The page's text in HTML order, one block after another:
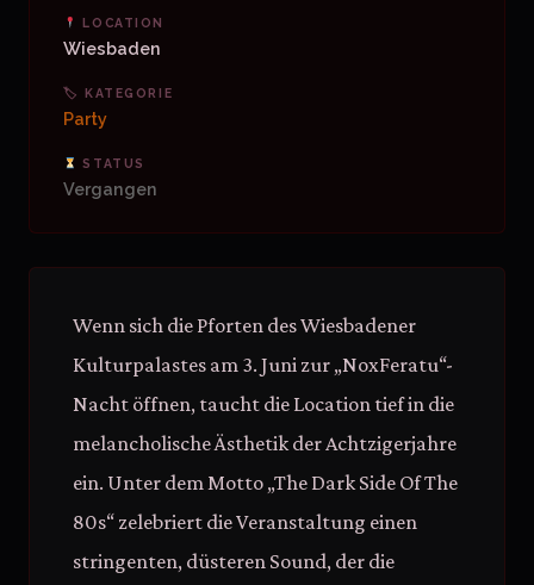
LOCATION
Wiesbaden
🏷 KATEGORIE
Party
STATUS
Vergangen
Wenn sich die Pforten des Wiesbadener
Kulturpalastes am 3. Juni zur „NoxFeratu“-
Nacht öffnen, taucht die Location tief in die
melancholische Ästhetik der Achtzigerjahre
ein. Unter dem Motto „The Dark Side Of The
80s“ zelebriert die Veranstaltung einen
stringenten, düsteren Sound, der die